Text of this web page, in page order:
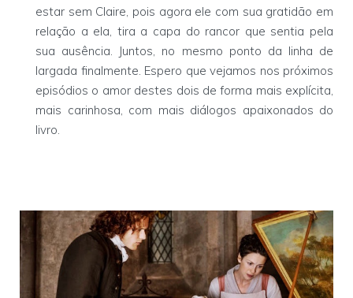
estar sem Claire, pois agora ele com sua gratidão em
relação a ela, tira a capa do rancor que sentia pela
sua ausência. Juntos, no mesmo ponto da linha de
largada finalmente. Espero que vejamos nos próximos
episódios o amor destes dois de forma mais explícita,
mais carinhosa, com mais diálogos apaixonados do
livro.